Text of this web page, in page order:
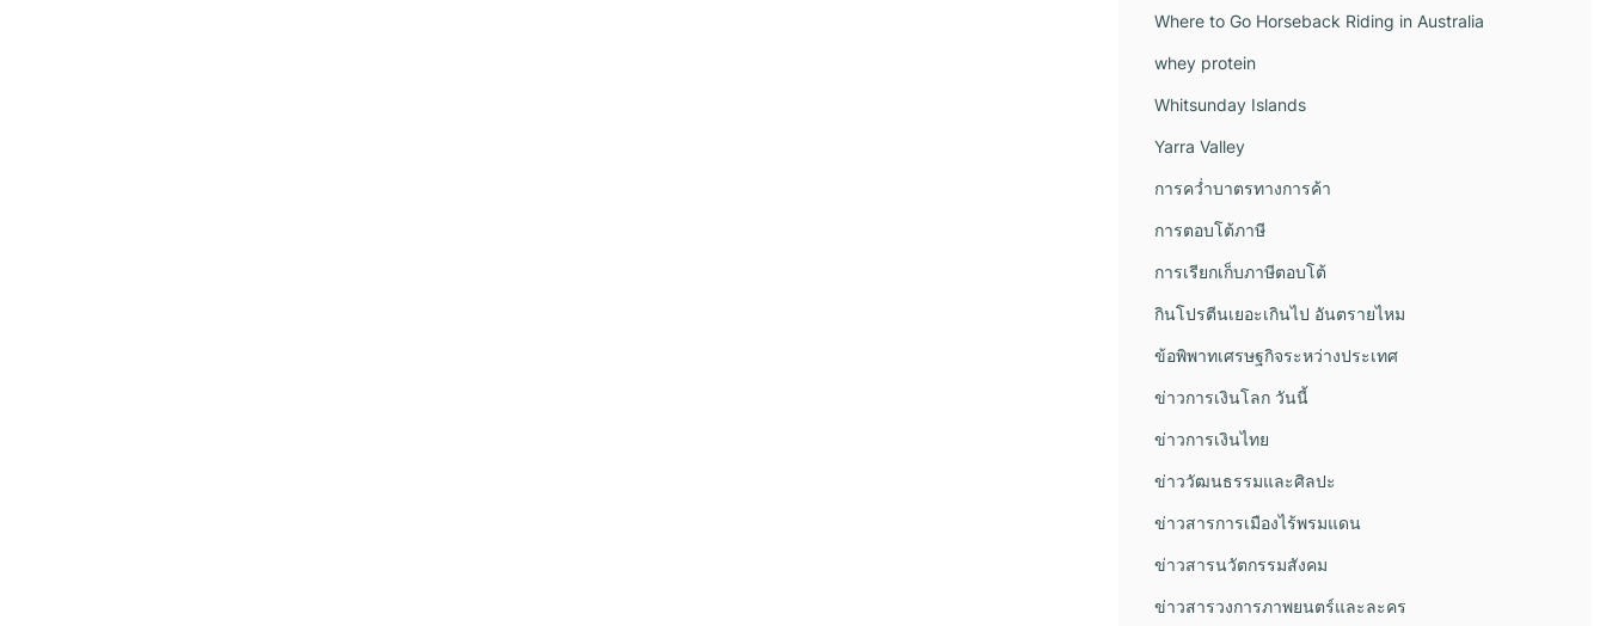
Where to Go Horseback Riding in Australia
whey protein
Whitsunday Islands
Yarra Valley
การคว่ำบาตรทางการค้า
การตอบโต้ภาษี
การเรียกเก็บภาษีตอบโต้
กินโปรตีนเยอะเกินไป อันตรายไหม
ข้อพิพาทเศรษฐกิจระหว่างประเทศ
ข่าวการเงินโลก วันนี้
ข่าวการเงินไทย
ข่าววัฒนธรรมและศิลปะ
ข่าวสารการเมืองไร้พรมแดน
ข่าวสารนวัตกรรมสังคม
ข่าวสารวงการภาพยนตร์และละคร